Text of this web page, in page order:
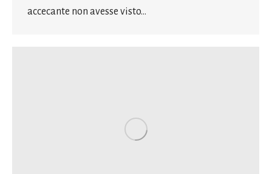
accecante non avesse visto…